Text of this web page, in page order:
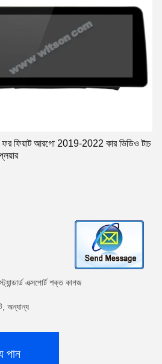
ফর ফিয়াট আরগো 2019-2022 কার ভিডিও টাচ
এক্সপোর্ট শক্ত কাগজ
অন্যান্য
পান